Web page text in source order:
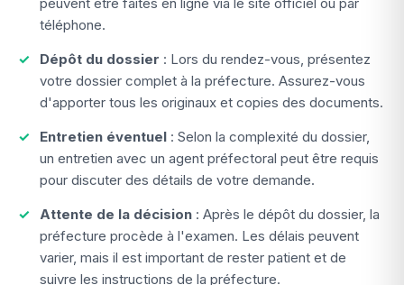
téléphone.
Dépôt du dossier : Lors du rendez-vous, présentez
votre dossier complet à la préfecture. Assurez-vous
d'apporter tous les originaux et copies des documents.
Entretien éventuel : Selon la complexité du dossier,
un entretien avec un agent préfectoral peut être requis
pour discuter des détails de votre demande.
Attente de la décision : Après le dépôt du dossier, la
préfecture procède à l'examen. Les délais peuvent
varier, mais il est important de rester patient et de
suivre les instructions de la préfecture.